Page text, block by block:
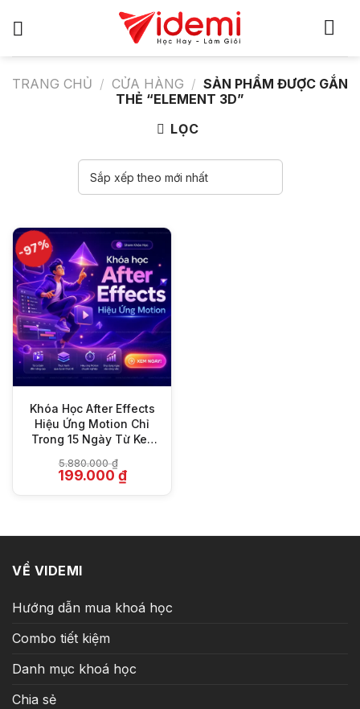
TRANG CHỦ / CỬA HÀNG / SẢN PHẨM ĐƯỢC GẮN
THẺ “ELEMENT 3D”
LỌC
-97%
Khóa Học After Effects
Hiệu Ứng Motion Chỉ
Trong 15 Ngày Từ Key
5.880.000₫
Giá
gốc
199.000₫Giá
hiện
VỀ VIDEMI
Hướng dẫn mua khoá học
Combo tiết kiệm
Danh mục khoá học
Chia sẻ